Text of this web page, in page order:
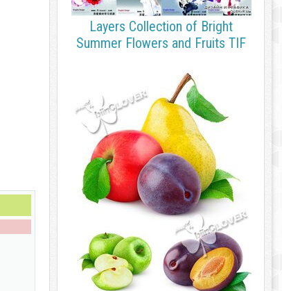
Layers Collection of Bright
Summer Flowers and Fruits TIF